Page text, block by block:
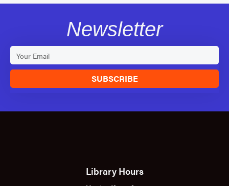
Newsletter
SUBSCRIBE
Library Hours